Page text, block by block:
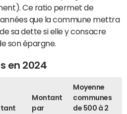
Ce ratio permet de
que la commune mettra
sa dette si elle y consacre
son épargne.
en 2024
Montant
par
Moyenne
communes
de 500 à 2